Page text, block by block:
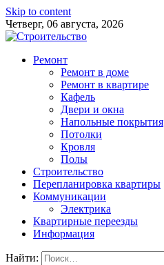
Skip to content
Четверг, 06 августа, 2026
Ремонт
Ремонт в доме
Ремонт в квартире
Кафель
Двери и окна
Напольные покрытия
Потолки
Кровля
Полы
Строительство
Перепланировка квартиры
Коммуникации
Электрика
Квартирные переезды
Информация
Найти: